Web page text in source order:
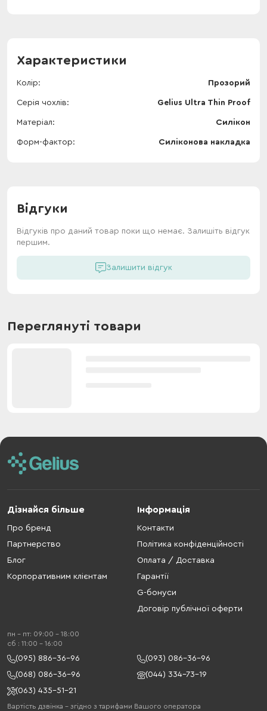
Характеристики
Колір Прозорий
Серія чохлів Gelius Ultra Thin Proof
Матеріал Силікон
Форм-фактор Силіконова накладка
Відгуки
Відгуків про даний товар поки що немає. Залишіть відгук
першим.
Залишити відгук
Переглянуті товари
Дізнайся більше
Про бренд
Партнерство
Блог
Корпоративним клієнтам
Інформація
Контакти
Політика конфіденційності
Оплата / Доставка
Гарантії
G-бонуси
Договір публічної оферти
пн - пт: 09:00 - 18:00
cб : 11:00 - 16:00
(095) 886-36-96
(093) 086-36-96
(068) 086-36-96
(044) 334-73-19
(063) 435-51-21
Вартість дзвінка – згідно з тарифами Вашого оператора